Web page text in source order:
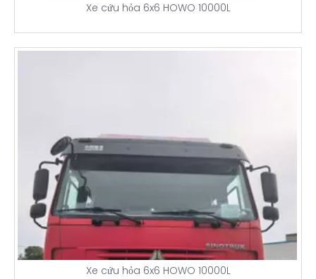
Xe cứu hỏa 6x6 HOWO 10000L
Xe cứu hỏa 6x6 HOWO 10000L